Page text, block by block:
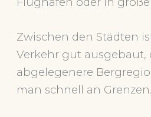
Zwischen den Städten
Verkehr gut ausgebaut,
abgelegenere
man schnell an Grenzen.